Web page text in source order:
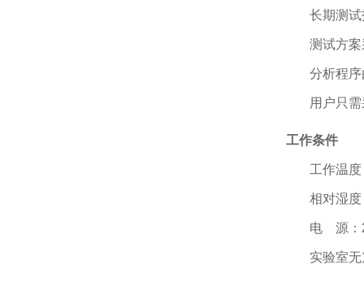
长期测
测试方
分析程
用户只
工作条件
工作温度
相对湿度
电 源：
实验室